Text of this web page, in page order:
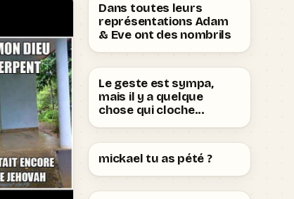
Dans toutes leurs
représentations Adam
& Eve ont des nombrils
Le geste est sympa,
mais il y a quelque
chose qui cloche...
mickael tu as pété ?